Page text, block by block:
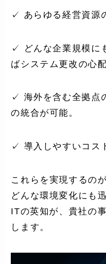
✓ あらゆる経営資源
✓ どんな企業規模に
ばシステム更改の心
✓ 海外を含む全拠点
の統合が可能。
✓ 導入しやすいコス
これらを実現するのが
どんな環境変化にも
ITの英知が、貴社の
します。